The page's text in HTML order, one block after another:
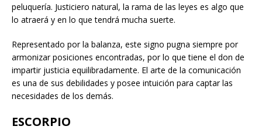
peluquería. Justiciero natural, la rama de las leyes es algo que
lo atraerá y en lo que tendrá mucha suerte.
Representado por la balanza, este signo pugna siempre por
armonizar posiciones encontradas, por lo que tiene el don de
impartir justicia equilibradamente. El arte de la comunicación
es una de sus debilidades y posee intuición para captar las
necesidades de los demás.
ESCORPIO